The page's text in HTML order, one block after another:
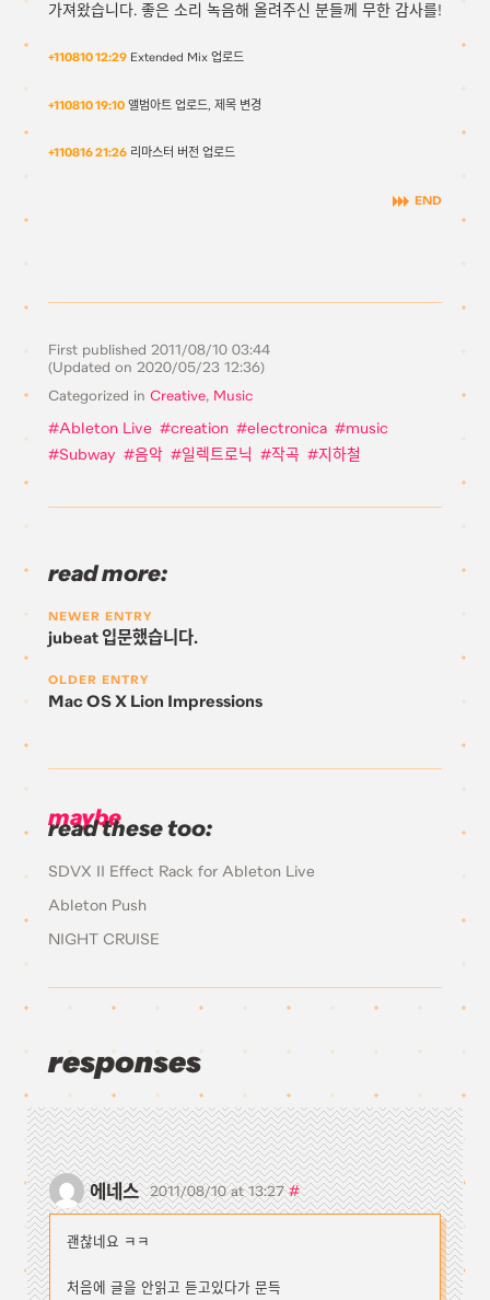
가져왔습니다. 좋은 소리 녹음해 올려주신 분들께 무한 감사를!
+110810 12:29 Extended Mix 업로드
+110810 19:10 앨범아트 업로드, 제목 변경
+110816 21:26 리마스터 버전 업로드
First published 2011/08/10 03:44
(Updated on 2020/05/23 12:36)
Categorized in Creative, Music
Ableton Live creation electronica
music
Subway
음악 일렉트로닉 작곡 지하철
read more:
OLDER ENTRY
Mac OS X Lion Impressions
NEWER ENTRY
jubeat 입문했습니다.
maybe
read these too:
SDVX II Effect Rack for Ableton Live
Ableton Push
NIGHT CRUISE
responses
에네스 2011/08/10 at 13:27#
괜찮네요 ㅋㅋ
처음에 글을 안읽고 듣고있다가 문득